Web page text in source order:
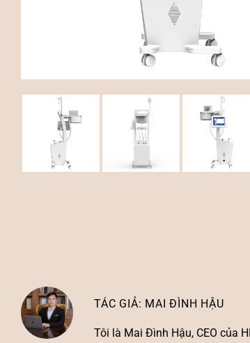
MAI ĐÌNH HẬU
Tôi là Mai Đình Hậu, CEO của